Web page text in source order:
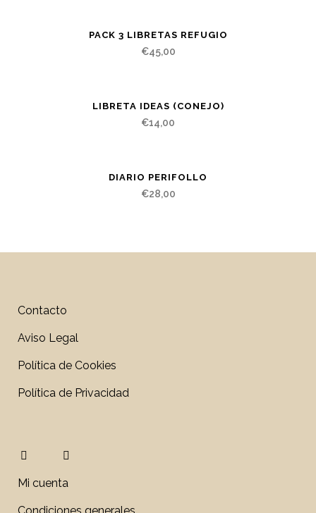
PACK 3 LIBRETAS REFUGIO
€45,00
LIBRETA IDEAS (CONEJO)
€14,00
DIARIO PERIFOLLO
€28,00
Contacto
Aviso Legal
Política de Cookies
Política de Privacidad
Mi cuenta